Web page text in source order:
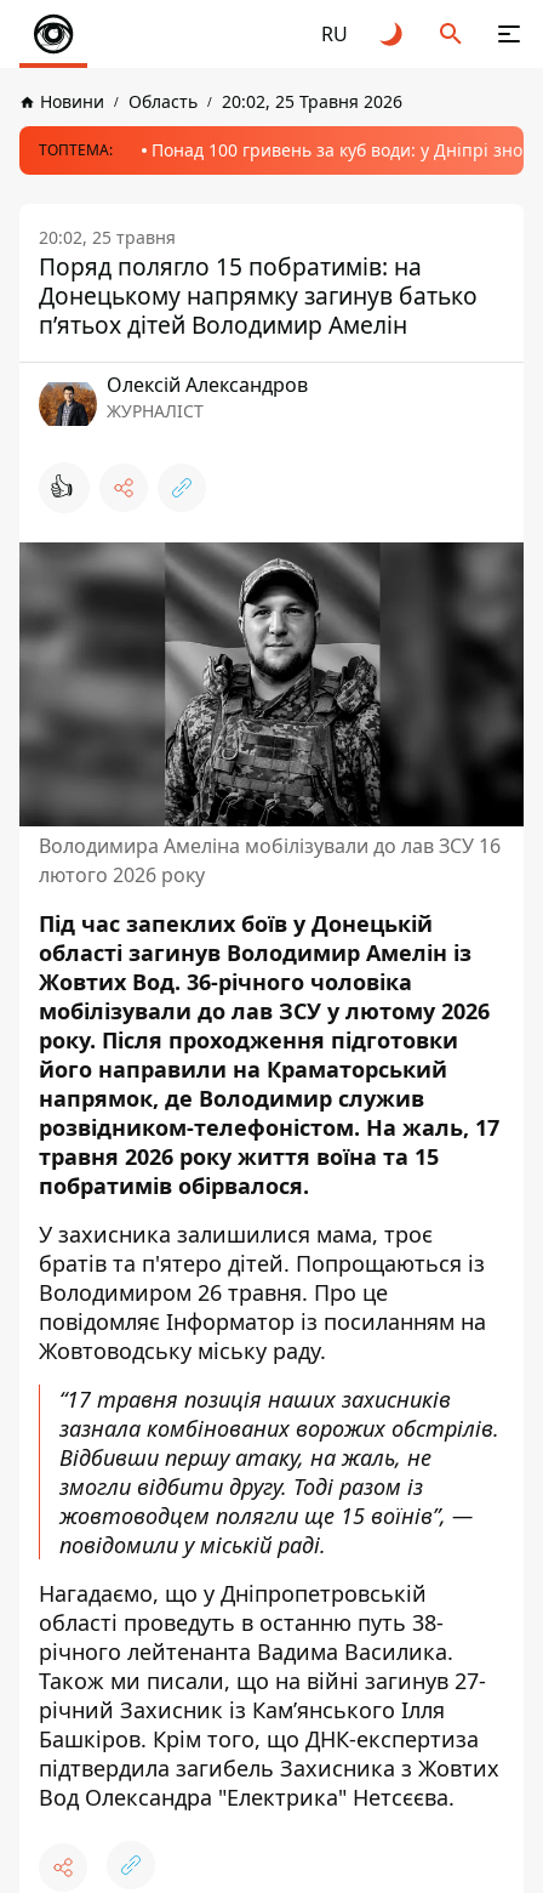
RU
Новини Область 20:02, 25 Травня 2026
ТОПТЕМА: Понад 100 гривень за куб води: у Дніпрі
20:02, 25 травня
Поряд полягло 15 побратимів: на
Донецькому напрямку загинув батько
п’ятьох дітей Володимир Амелін
Олексій Александров
ЖУРНАЛІСТ
👍
Володимира Амеліна мобілізували до лав ЗСУ 16
лютого 2026 року
Під час запеклих боїв у Донецькій
області загинув Володимир Амелін із
Жовтих Вод. 36-річного чоловіка
мобілізували до лав ЗСУ у лютому 2026
року. Після проходження підготовки
його направили на Краматорський
напрямок, де Володимир служив
розвідником-телефоністом. На жаль, 17
травня 2026 року життя воїна та 15
побратимів обірвалося.
У захисника залишилися мама, троє
братів та п'ятеро дітей. Попрощаються із
Володимиром 26 травня. Про це
повідомляє Інформатор із посиланням на
Жовтоводську міську раду.
“17 травня позиція наших захисників
зазнала комбінованих ворожих обстрілів.
Відбивши першу атаку, на жаль, не
змогли відбити другу. Тоді разом із
жовтоводцем полягли ще 15 воїнів”, —
повідомили у міській раді.
Нагадаємо, що у Дніпропетровській
області проведуть в останню путь 38-
річного лейтенанта Вадима Василика.
Також ми писали, що на війні загинув 27-
річний Захисник із Кам’янського Ілля
Башкіров. Крім того, що ДНК-експертиза
підтвердила загибель Захисника з Жовтих
Вод Олександра "Електрика" Нетсєєва.